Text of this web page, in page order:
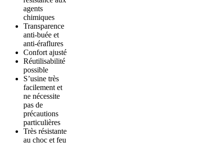
agents
chimiques
Transparence
anti-buée et
anti-éraflures
Confort ajusté
Réutilisabilité
possible
S’usine très
facilement et
ne nécessite
pas de
précautions
particulières
Très résistante
au choc et feu